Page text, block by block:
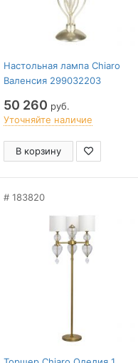
Настольная лампа Chiaro
Валенсия 299032203
50 260 руб.
Уточняйте наличие
В корзину
183820